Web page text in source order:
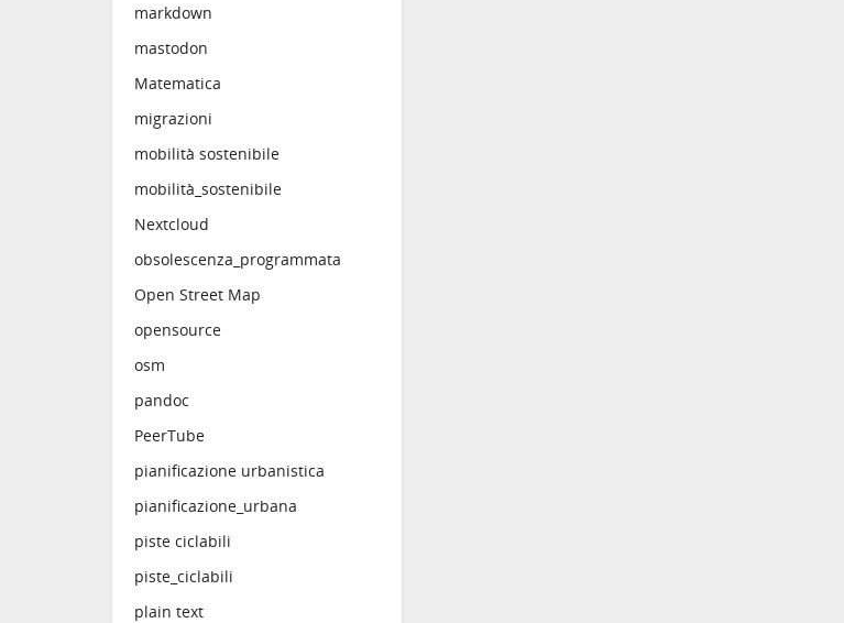
markdown
mastodon
Matematica
migrazioni
mobilità sostenibile
mobilità_sostenibile
Nextcloud
obsolescenza_programmata
Open Street Map
opensource
osm
pandoc
PeerTube
pianificazione urbanistica
pianificazione_urbana
piste ciclabili
piste_ciclabili
plain text